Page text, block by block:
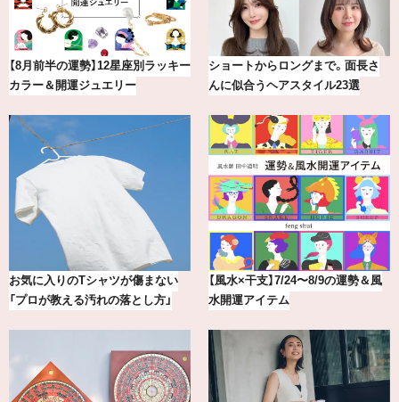
【2026年8月】鏡リュウジの12星座
別占い
気分が上がる「フルラ」のアイウェ
アを「眼鏡市場」で探して。
【最新版】20代、30代読者が選んだ
理想の結婚指輪10選
冷凍宅配食【nosh-ナッシュ】で叶
える、がんばる私の「がん…